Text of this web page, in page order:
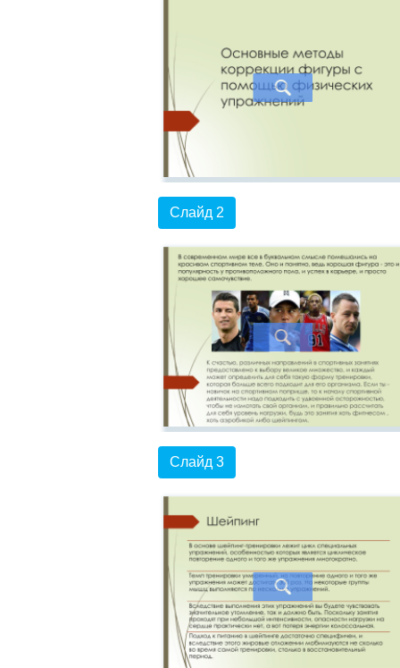
Слайд 2
Слайд 3